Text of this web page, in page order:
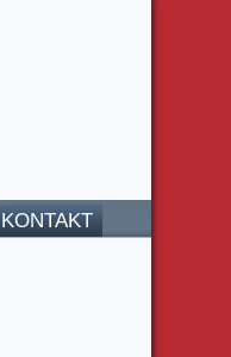
KONTAKT